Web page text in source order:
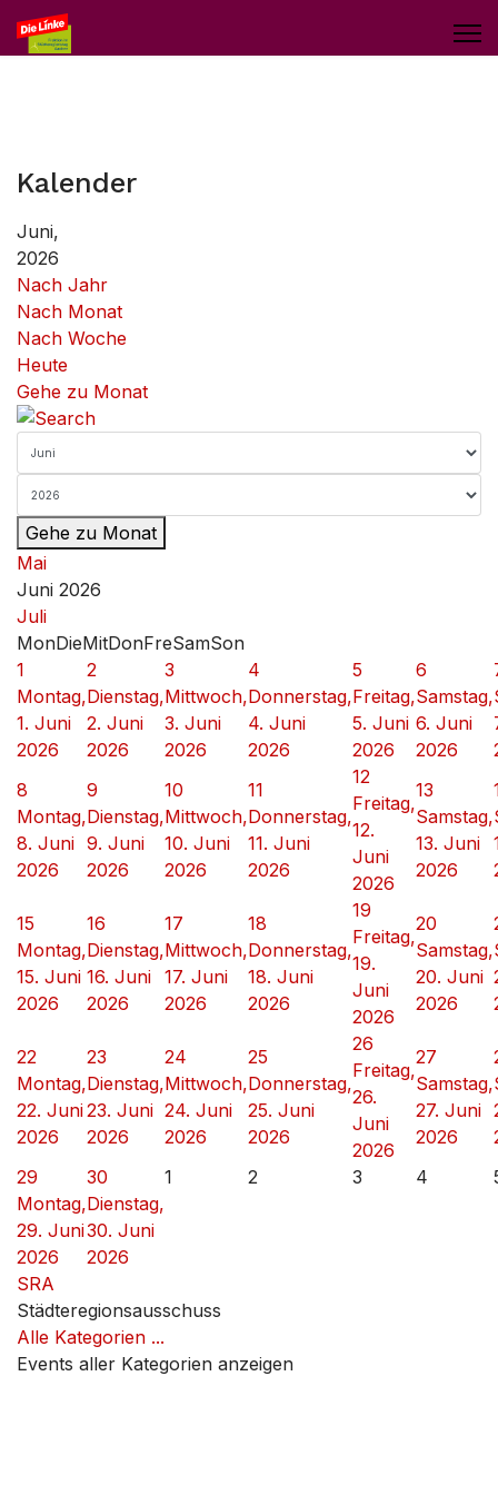
Kalender
Juni,
2026
Nach Jahr
Nach Monat
Nach Woche
Heute
Gehe zu Monat
Gehe zu Monat
Mai
Juni 2026
Juli
MonDieMitDonFreSamSon
1
Montag,
1. Juni
2026
2
Dienstag,
2. Juni
2026
3
Mittwoch,
3. Juni
2026
4
Donnerstag,
4. Juni
2026
5
Freitag,
5. Juni
2026
6
Samstag,
6. Juni
2026
8
Montag,
8. Juni
2026
9
Dienstag,
9. Juni
2026
10
Mittwoch,
10. Juni
2026
11
Donnerstag,
11. Juni
2026
12
Freitag,
12.
Juni
2026
13
Samstag,
13. Juni
2026
15
Montag,
15. Juni
2026
16
Dienstag,
16. Juni
2026
17
Mittwoch,
17. Juni
2026
18
Donnerstag,
18. Juni
2026
19
Freitag,
19.
Juni
2026
20
Samstag,
20. Juni
2026
22
Montag,
22. Juni
2026
23
Dienstag,
23. Juni
2026
24
Mittwoch,
24. Juni
2026
25
Donnerstag,
25. Juni
2026
26
Freitag,
26.
Juni
2026
27
Samstag,
27. Juni
2026
29
Montag,
29. Juni
2026
30
Dienstag,
30. Juni
2026
1 2 3 4
SRA
Städteregionsausschuss
Alle Kategorien ...
Events aller Kategorien anzeigen